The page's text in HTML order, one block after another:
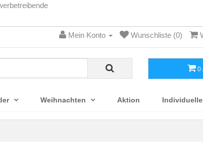
Mein Konto Wunschliste (0)
0
Weihnachten Aktion